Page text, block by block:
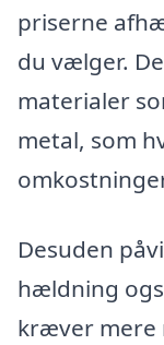
priserne
du vælger.
materialer
metal, som
Desuden
hældning
kræver mere